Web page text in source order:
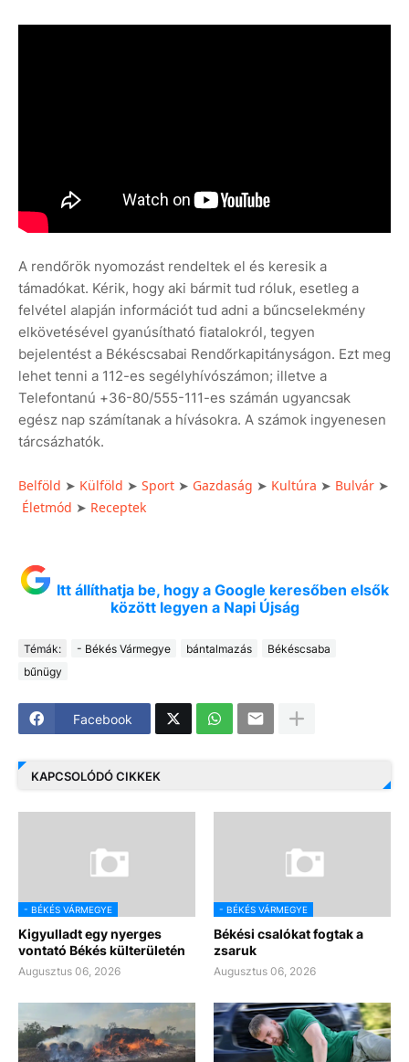
A rendőrök nyomozást rendeltek el és keresik a
támadókat. Kérik, hogy aki bármit tud róluk, esetleg a
felvétel alapján információt tud adni a bűncselekmény
elkövetésével gyanúsítható fiatalokról, tegyen
bejelentést a Békéscsabai Rendőrkapitányságon. Ezt meg
lehet tenni a 112-es segélyhívószámon; illetve a
Telefontanú +36-80/555-111-es számán ugyancsak
egész nap számítanak a hívásokra. A számok ingyenesen
tárcsázhatók.
Belföld ➤ Külföld ➤ Sport ➤ Gazdaság ➤ Kultúra ➤ Bulvár ➤
Életmód ➤ Receptek
Itt állíthatja be, hogy a Google keresőben elsők
között legyen a Napi Újság
Témák: - Békés Vármegye bántalmazás
Békéscsaba
bűnügy
Facebook
KAPCSOLÓDÓ CIKKEK
- BÉKÉS VÁRMEGYE
Kigyulladt egy nyerges
vontató Békés külterületén
Augusztus 06, 2026
- BÉKÉS VÁRMEGYE
Békési csalókat fogtak a
zsaruk
Augusztus 06, 2026